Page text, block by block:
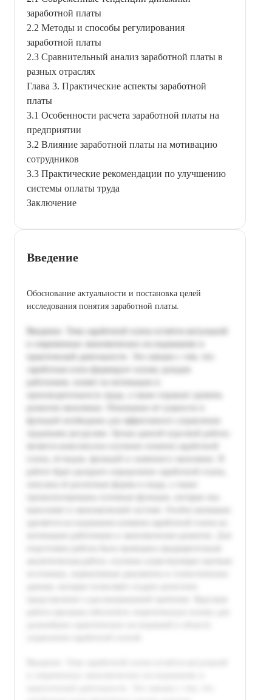
заработной платы
2.2 Методы и способы регулирования
заработной платы
2.3 Сравнительный анализ заработной платы в
разных отраслях
Глава 3. Практические аспекты заработной
платы
3.1 Особенности расчета заработной платы на
предприятии
3.2 Влияние заработной платы на мотивацию
сотрудников
3.3 Практические рекомендации по улучшению
системы оплаты труда
Заключение
Введение
Обоснование актуальности и постановка целей
исследования понятия заработной платы.